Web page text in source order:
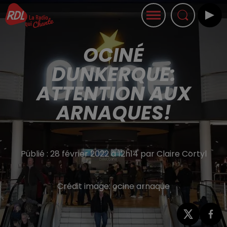
OCINÉ
DUNKERQUE:
ATTENTION AUX
ARNAQUES!
Publié : 28 février 2022 à 12h14 par Claire Cortyl
Crédit image:ocine arnaque